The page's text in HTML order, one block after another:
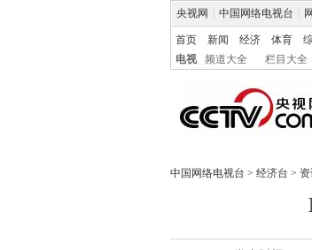
央视网 中国网络电视台
首页 新闻 经济 体育
电视
频道大全 栏目大全
中国网络电视台 > 经济台 >